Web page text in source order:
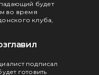
будет
во время
клуба,
подписал
готовить